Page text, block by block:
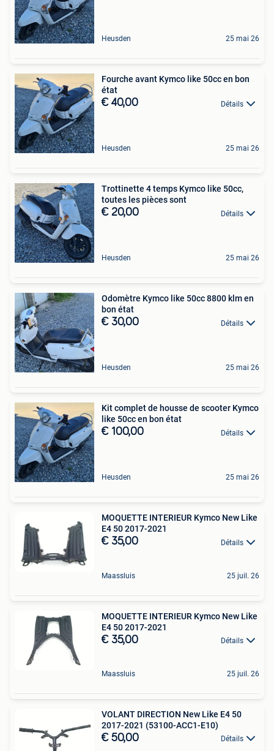
Heusden 25 mai 26
Fourche avant Kymco like 50cc en bon
état
€ 40,00 Détails
Heusden 25 mai 26
Trottinette 4 temps Kymco like 50cc,
toutes les pièces sont
€ 20,00 Détails
Heusden 25 mai 26
Odomètre Kymco like 50cc 8800 klm en
bon état
€ 30,00 Détails
Heusden 25 mai 26
Kit complet de housse de scooter Kymco
like 50cc en bon état
€ 100,00 Détails
Heusden 25 mai 26
MOQUETTE INTERIEUR Kymco New Like
E4 50 2017-2021
€ 35,00 Détails
Maassluis 25 juil. 26
MOQUETTE INTERIEUR Kymco New Like
E4 50 2017-2021
€ 35,00 Détails
Maassluis 25 juil. 26
VOLANT DIRECTION New Like E4 50
2017-2021 (53100-ACC1-E10)
€ 50,00 Détails